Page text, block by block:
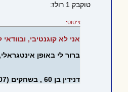
טוקבק 1 רולז:
ציטוט:
אני לא קוגנטיבי,
ברור לי באופן
דנידין בן 60 , בשחקים (12.07.07)